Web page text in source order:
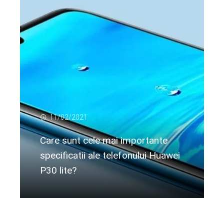
11/02/2021
Care sunt cele mai importante
specificatii ale telefonului Huawei
P30 lite?